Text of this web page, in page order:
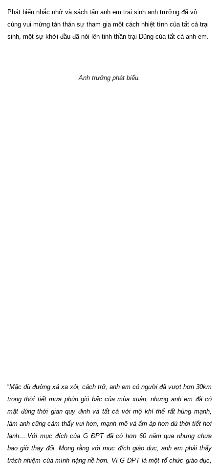
Phát biểu nhắc nhở và sách tấn anh em trại sinh anh trưởng đã vô
cùng vui mừng tán thán sự tham gia một cách nhiệt tình của tất cả trại
sinh, một sự khởi đầu đã nói lên tinh thần trại Dũng của tất cả anh em.
Anh trưởng phát biểu.
“Mặc dù đường xá xa xôi, cách trở, anh em có người đã vượt hơn 30km
trong thời tiết mưa phùn gió bấc của mùa xuân, nhưng anh em đã có
mặt đúng thời gian quy định và tất cả với mộ khí thế rất hùng mạnh,
làm anh cũng cảm thấy vui hơn, mạnh mẽ và ấm áp hơn dù thời tiết hơi
lạnh….Với mục đích của G ĐPT đã có hơn 60 năm qua nhưng chưa
bao giờ thay đổi. Mong rằng với mục đích giáo dục, anh em phải thấy
trách nhiệm của mình nặng nề hơn. Vì G ĐPT là một tổ chức giáo dục,